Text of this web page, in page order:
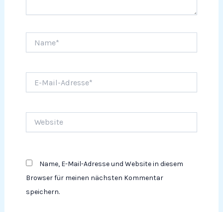
Mail-
Name, E-Mail-Adresse und Website in diesem
Browser für meinen nächsten Kommentar
speichern.